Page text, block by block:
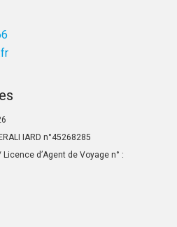
IARD n°45268285
d’Agent de Voyage n° :